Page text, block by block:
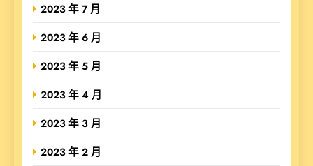
2023 年 7 月
2023 年 6 月
2023 年 5 月
2023 年 4 月
2023 年 3 月
2023 年 2 月